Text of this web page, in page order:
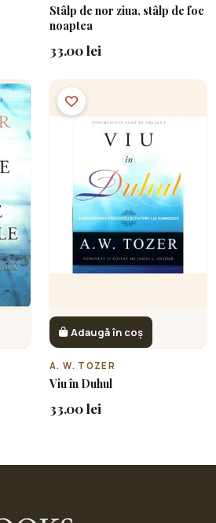
Stâlp de nor ziua, stâlp de foc
noaptea
33.00 lei
Adaugă în coș
A. W. TOZER
Viu în Duhul
33.00 lei